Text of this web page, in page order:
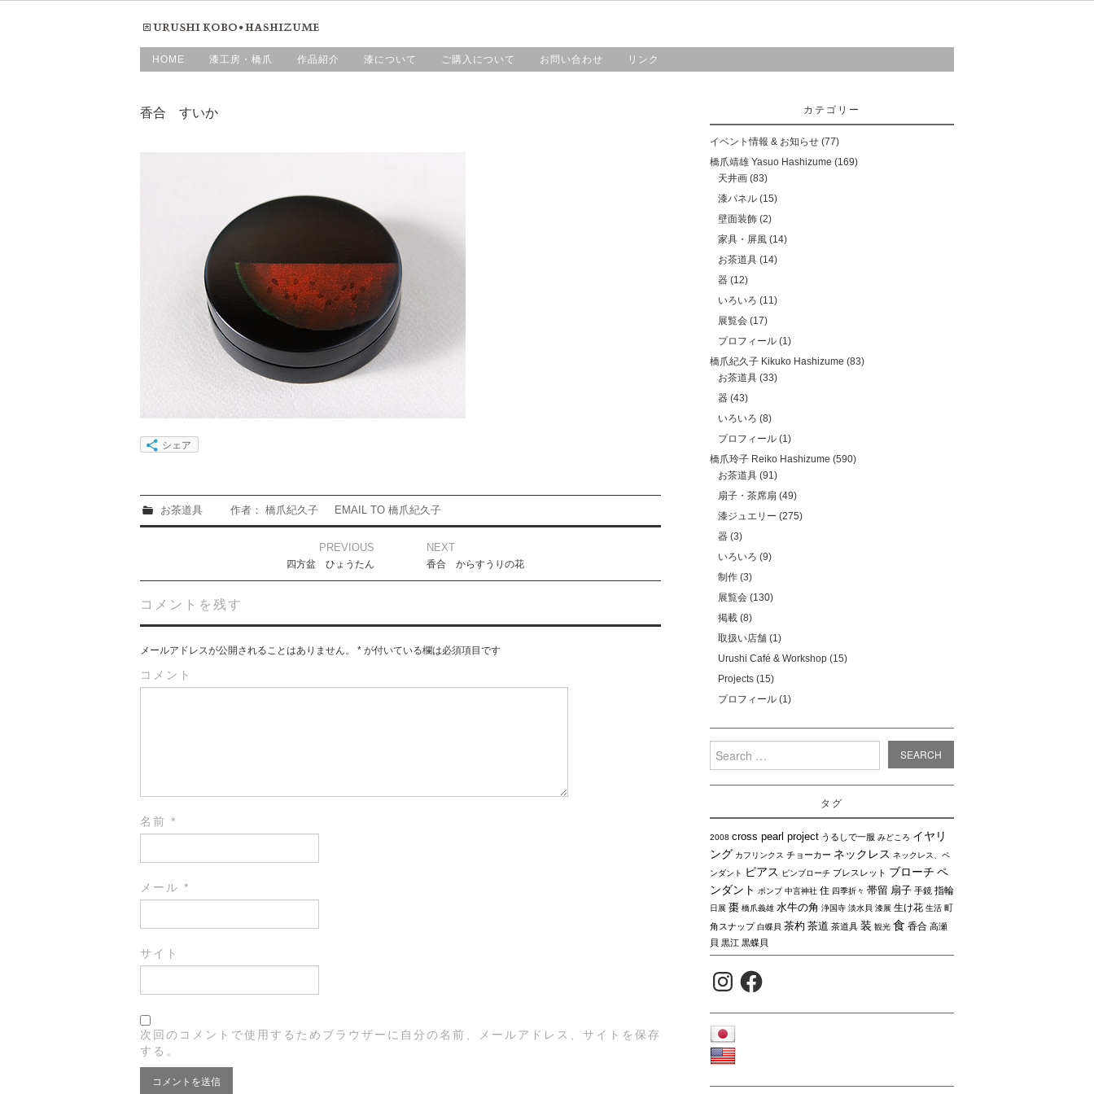
HOME 漆工房・橋爪 作品紹介 漆について ご購入について お問い合わせ リンク
香合 すいか
シェア
お茶道具 作者： 橋爪紀久子 EMAIL TO 橋爪紀久子
PREVIOUS
四方盆 ひょうたん
NEXT
香合 からすうりの花
コメントを残す
メールアドレスが公開されることはありません。 * が付いている欄は必須項目です
コメント
名前 *
メール *
サイト
次回のコメントで使用するためブラウザーに自分の名前、メールアドレス、サイトを保存
する。
カテゴリー
イベント情報 & お知らせ (77)
橋爪靖雄 Yasuo Hashizume (169)
天井画 (83)
漆パネル (15)
壁面装飾 (2)
家具・屏風 (14)
お茶道具 (14)
器 (12)
いろいろ (11)
展覧会 (17)
プロフィール (1)
橋爪紀久子 Kikuko Hashizume (83)
お茶道具 (33)
器 (43)
いろいろ (8)
プロフィール (1)
橋爪玲子 Reiko Hashizume (590)
お茶道具 (91)
扇子・茶席扇 (49)
漆ジュエリー (275)
器 (3)
いろいろ (9)
制作 (3)
展覧会 (130)
掲載 (8)
取扱い店舗 (1)
Urushi Café & Workshop (15)
Projects (15)
プロフィール (1)
for:
タグ
2008 cross pearl project うるしで一服 みどころ イヤリ
ング カフリンクス チョーカー ネックレス ネックレス、ペ
ンダント
ピアス ピンブローチ ブレスレット ブローチ ペ
ンダント
ポンプ 中言神社 住 四季折々 帯留 扇子 手鏡 指輪
日展 棗 橋爪義雄 水牛の角 浄国寺 淡水貝 漆展 生け花 生活 町
角スナップ 白蝶貝 茶杓 茶道 茶道具 装 観光 食 香合 高瀬
貝 黒江 黒蝶貝
InstagramFacebook